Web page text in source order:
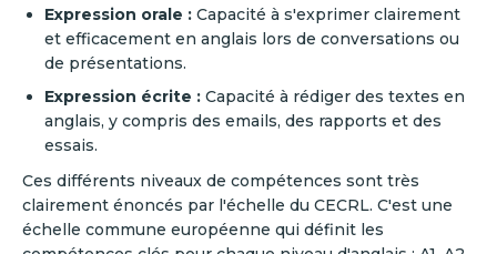
Expression orale : Capacité à s'exprimer clairement
et efficacement en anglais lors de conversations ou
de présentations.
Expression écrite : Capacité à rédiger des textes en
anglais, y compris des emails, des rapports et des
essais.
Ces différents niveaux de compétences sont très
clairement énoncés par l'échelle du CECRL. C'est une
échelle commune européenne qui définit les